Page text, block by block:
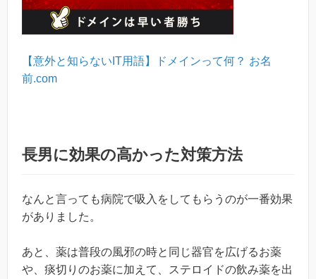
【意外と知らないIT用語】ドメインって何？ お名
前.com
長男に効果の高かった対策方法
なんと言っても病院で吸入をしてもらうのが一番効果
がありました。
あと、薬は普段の風邪の時と同じ器官を広げるお薬
や、痰切りのお薬に加えて、ステロイドの飲み薬を出